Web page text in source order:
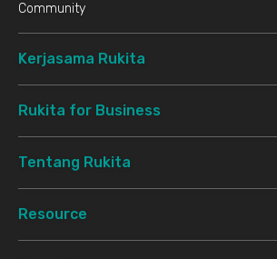
Community
Kerjasama Rukita
Rukita for Business
Tentang Rukita
Resource